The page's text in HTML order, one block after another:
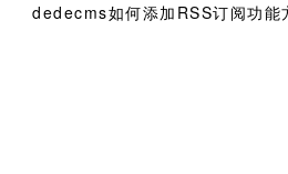
dedecms如何添加RSS订阅功能